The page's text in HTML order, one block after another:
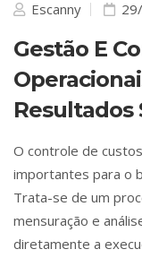
Escanny
Gestão E
Resultados
O controle de
importantes para o
Trata-se de um
mensuração e
diretamente a